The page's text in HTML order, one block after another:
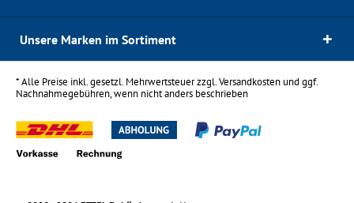
Unsere Marken im Sortiment
* Alle Preise inkl. gesetzl. Mehrwertsteuer zzgl.Versandkostenund ggf.
Nachnahmegebühren, wenn nicht anders beschrieben